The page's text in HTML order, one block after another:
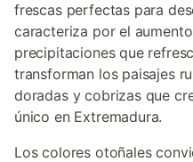
frescas perfectas para
caracteriza por el
precipitaciones que
transforman los paisajes
doradas y cobrizas que
único en Extremadura.
Los colores otoñales